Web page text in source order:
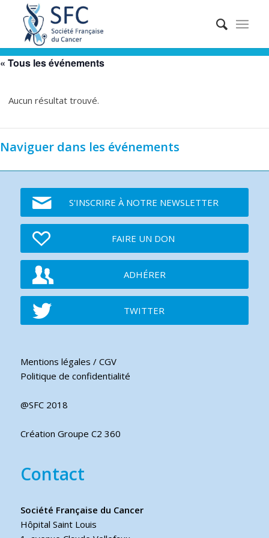
« Tous les événements
Aucun résultat trouvé.
Naviguer dans les événements
S'INSCRIRE À NOTRE NEWSLETTER
FAIRE UN DON
ADHÉRER
TWITTER
Mentions légales / CGV
Politique de confidentialité
@SFC 2018
Création Groupe C2 360
Contact
Société Française du Cancer
Hôpital Saint Louis